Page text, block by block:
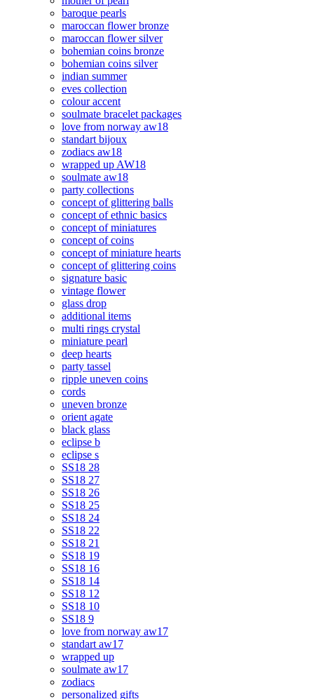
baroque pearls
maroccan flower bronze
maroccan flower silver
bohemian coins bronze
bohemian coins silver
indian summer
eves collection
colour accent
soulmate bracelet packages
love from norway aw18
standart bijoux
zodiacs aw18
wrapped up AW18
soulmate aw18
party collections
concept of glittering balls
concept of ethnic basics
concept of miniatures
concept of coins
concept of miniature hearts
concept of glittering coins
signature basic
vintage flower
glass drop
additional items
multi rings crystal
miniature pearl
deep hearts
party tassel
ripple uneven coins
cords
uneven bronze
orient agate
black glass
eclipse b
eclipse s
SS18 28
SS18 27
SS18 26
SS18 25
SS18 24
SS18 22
SS18 21
SS18 19
SS18 16
SS18 14
SS18 12
SS18 10
SS18 9
love from norway aw17
standart aw17
wrapped up
soulmate aw17
zodiacs
personalized gifts